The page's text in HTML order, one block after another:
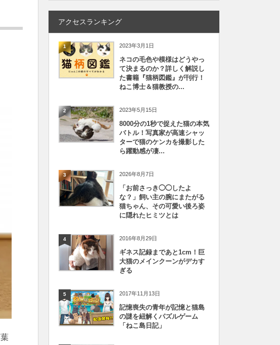
アクセスランキング
1 2023年3月1日
ネコの毛色や模様はどうやっ
て決まるのか？詳しく解説し
た書籍『猫柄図鑑』が刊行！
ねこ博士＆猫教授の...
2 2023年5月15日
8000分の1秒で捉えた猫の本気
バトル！写真家が高速シャッ
ターで猫のケンカを撮影した
ら躍動感が凄...
3 2026年8月7日
「お前さっき◯◯したよ
な？」飼い主の腕にまたがる
猫ちゃん、その可愛い後ろ姿
に隠れたヒミツとは
4 2016年8月29日
ギネス記録まであと1cm！巨
大猫のメインクーンがデカす
ぎる
5 2017年11月13日
記憶喪失の青年が記憶と猫島
の謎を紐解くパズルゲーム
「ねこ島日記」